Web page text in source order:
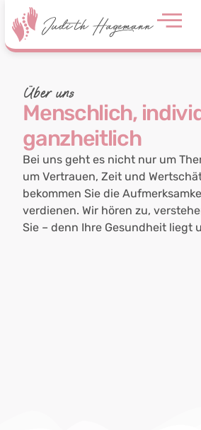
Über uns
Menschlich,
ganzheitlich
Bei uns geht es nicht nur um
um Vertrauen, Zeit und
bekommen Sie die
verdienen. Wir hören zu,
Sie – denn Ihre Gesundheit liegt